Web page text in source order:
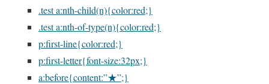
.test a:nth-child(n){color:red;}
.test a:nth-of-type(n){color:red;}
p:first-line{color:red;}
p:first-letter{font-size:32px;}
a:before{content:”★”;}